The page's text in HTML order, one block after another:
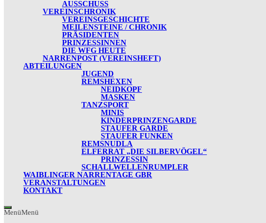
AUSSCHUSS
VEREINSCHRONIK
VEREINSGESCHICHTE
MEILENSTEINE / CHRONIK
PRÄSIDENTEN
PRINZESSINNEN
DIE WFG HEUTE
NARRENPOST (VEREINSHEFT)
ABTEILUNGEN
JUGEND
REMSHEXEN
NEIDKOPF
MASKEN
TANZSPORT
MINIS
KINDERPRINZENGARDE
STAUFER GARDE
STAUFER FUNKEN
REMSNUDLA
ELFERRAT „DIE SILBERVÖGEL“
PRINZESSIN
SCHALLWELLENRUMPLER
WAIBLINGER NARRENTAGE GBR
VERANSTALTUNGEN
KONTAKT
MenüMenü